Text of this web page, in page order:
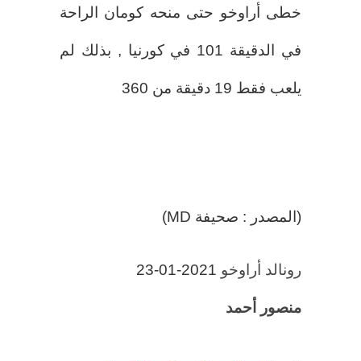
خطى أراوخو حتى منحه كومان الراحة
في الدقيقة 101 في كورنيا , بذلك لم
يلعب فقط 19 دقيقة من 360
(المصدر : صحيفة MD)
رونالد أراوخو
منصور أحمد